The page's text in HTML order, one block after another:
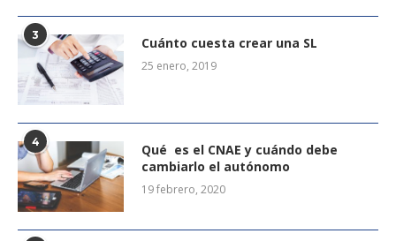
3 Cuánto cuesta crear una SL
25 enero, 2019
4
Qué es el CNAE y cuándo debe
cambiarlo el autónomo
19 febrero, 2020